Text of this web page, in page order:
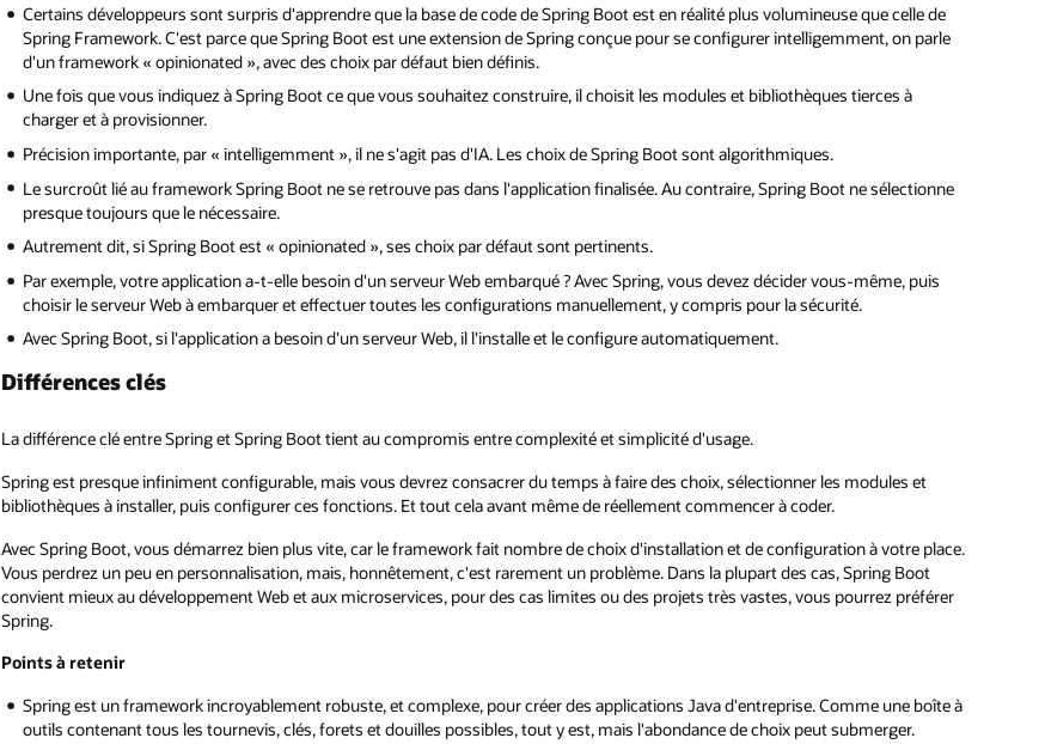
Certains développeurs sont surpris d'apprendre que la base de code de Spring Boot est en réalité plus volumineuse que celle de
Spring Framework. C'est parce que Spring Boot est une extension de Spring conçue pour se configurer intelligemment, on parle
d'un framework « opinionated », avec des choix par défaut bien définis.
Une fois que vous indiquez à Spring Boot ce que vous souhaitez construire, il choisit les modules et bibliothèques tierces à
charger et à provisionner.
Précision importante, par « intelligemment », il ne s'agit pas d'IA. Les choix de Spring Boot sont algorithmiques.
Le surcroût lié au framework Spring Boot ne se retrouve pas dans l'application finalisée. Au contraire, Spring Boot ne sélectionne
presque toujours que le nécessaire.
Autrement dit, si Spring Boot est « opinionated », ses choix par défaut sont pertinents.
Par exemple, votre application a-t-elle besoin d'un serveur Web embarqué ? Avec Spring, vous devez décider vous-même, puis
choisir le serveur Web à embarquer et effectuer toutes les configurations manuellement, y compris pour la sécurité.
Avec Spring Boot, si l'application a besoin d'un serveur Web, il l'installe et le configure automatiquement.
Différences clés
La différence clé entre Spring et Spring Boot tient au compromis entre complexité et simplicité d'usage.
Spring est presque infiniment configurable, mais vous devrez consacrer du temps à faire des choix, sélectionner les modules et
bibliothèques à installer, puis configurer ces fonctions. Et tout cela avant même de réellement commencer à coder.
Avec Spring Boot, vous démarrez bien plus vite, car le framework fait nombre de choix d'installation et de configuration à votre place.
Vous perdrez un peu en personnalisation, mais, honnêtement, c'est rarement un problème. Dans la plupart des cas, Spring Boot
convient mieux au développement Web et aux microservices, pour des cas limites ou des projets très vastes, vous pourrez préférer
Spring.
Points à retenir
Spring est un framework incroyablement robuste, et complexe, pour créer des applications Java d'entreprise. Comme une boîte à
outils contenant tous les tournevis, clés, forets et douilles possibles, tout y est, mais l'abondance de choix peut submerger.